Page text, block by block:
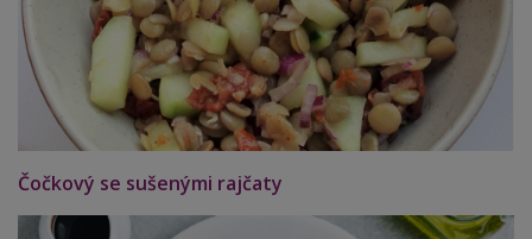
Čočkový se sušenými rajčaty